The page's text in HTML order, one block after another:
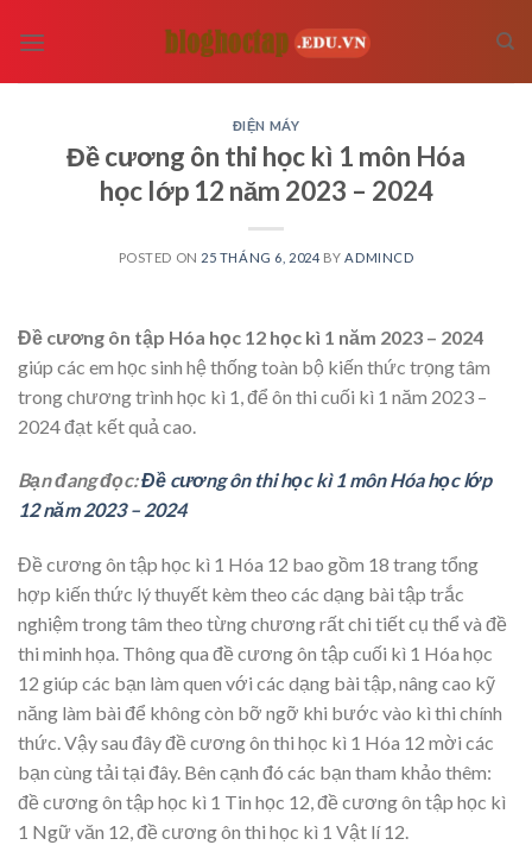
ĐIỆN MÁY
Đề cương ôn thi học kì 1 môn Hóa
học lớp 12 năm 2023 – 2024
POSTED ON 25 THÁNG 6, 2024 BY ADMINCD
Đề cương ôn tập Hóa học 12 học kì 1 năm 2023 – 2024
giúp các em học sinh hệ thống toàn bộ kiến thức trọng tâm
trong chương trình học kì 1, để ôn thi cuối kì 1 năm 2023 –
2024 đạt kết quả cao.
Bạn đang đọc:Đề cương ôn thi học kì 1 môn Hóa học lớp
12 năm 2023 – 2024
Đề cương ôn tập học kì 1 Hóa 12 bao gồm 18 trang tổng
hợp kiến thức lý thuyết kèm theo các dạng bài tập trắc
nghiệm trong tâm theo từng chương rất chi tiết cụ thể và đề
thi minh họa. Thông qua đề cương ôn tập cuối kì 1 Hóa học
12 giúp các bạn làm quen với các dạng bài tập, nâng cao kỹ
năng làm bài để không còn bỡ ngỡ khi bước vào kì thi chính
thức. Vậy sau đây đề cương ôn thi học kì 1 Hóa 12 mời các
bạn cùng tải tại đây. Bên cạnh đó các bạn tham khảo thêm:
đề cương ôn tập học kì 1 Tin học 12, đề cương ôn tập học kì
1 Ngữ văn 12, đề cương ôn thi học kì 1 Vật lí 12.